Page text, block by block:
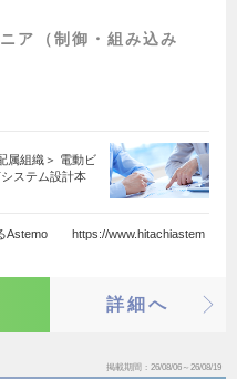
ア（制御・組み込み
属組織＞ 電動ビ
ステム設計本
Astemo https://www.hitachiastem
詳細へ
掲載期間 26/08/06～26/08/19